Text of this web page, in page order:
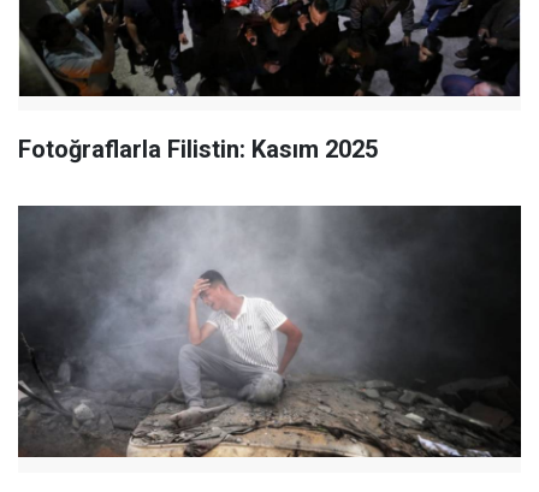
Fotoğraflarla Filistin: Kasım 2025